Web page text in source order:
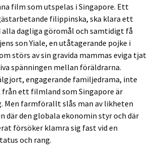
film som utspelas i Singapore. Ett
filippinska, ska klara ett
dagliga göromål och samtidigt få
son Yiale, en utåtagerande pojke i
störs av sin gravida mammas eviga tjat
spänningen mellan föräldrarna.
engagerande familjedrama, inte
ett filmland som Singapore är
Men farmförallt slås man av likheten
där den globala ekonomin styr och där
försöker klamra sig fast vid en
och rang.